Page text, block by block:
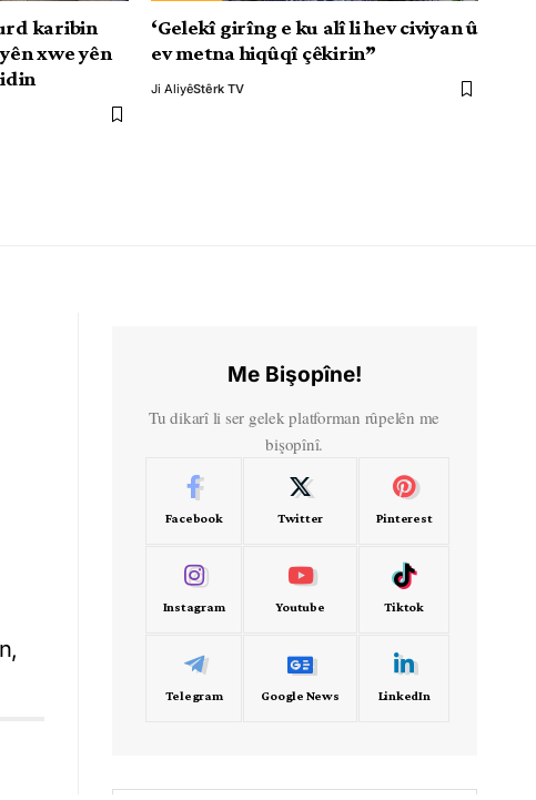
karibin
xwe yên
‘Gelekî girîng e ku alî li hev civiyan û
ev metna hiqûqî çêkirin”
Ji AliyêStêrk TV
Me Bişopîne!
Tu dikarî li ser gelek platforman rûpelên me
bişopînî.
Facebook Twitter Pinterest
Instagram Youtube Tiktok
Telegram Google News LinkedIn